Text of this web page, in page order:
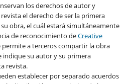
los derechos de autor y
el derecho de ser la primera
obra, el cuál estará simultáneamente
de reconocimiento deCreative
a terceros compartir la obra
indique su autor y su primera
revista.
establecer por separado acuerdos